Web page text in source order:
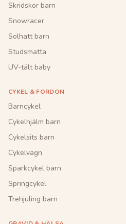
Skridskor barn
Snowracer
Solhatt barn
Studsmatta
UV-tält baby
CYKEL & FORDON
Barncykel
Cykelhjälm barn
Cykelsits barn
Cykelvagn
Sparkcykel barn
Springcykel
Trehjuling barn